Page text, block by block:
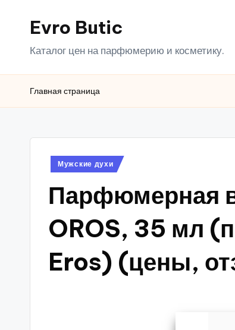
ПерейтиEvro Butic
Каталог цен на парфюмерию и косметику.
Главная страница
Опубликовано
Мужские духи
Парфюмерная
OROS, 35 мл
Eros) (цены,